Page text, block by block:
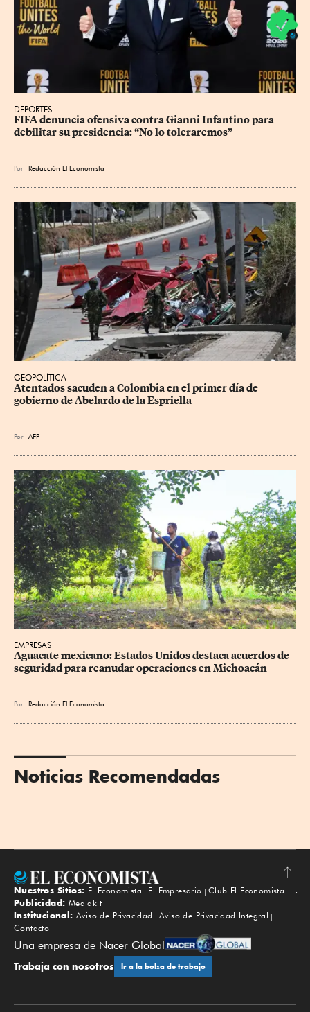
DEPORTES
FIFA denuncia ofensiva contra Gianni Infantino para
debilitar su presidencia: “No lo toleraremos”
Por Redacción El Economista
GEOPOLÍTICA
Atentados sacuden a Colombia en el primer día de
gobierno de Abelardo de la Espriella
Por AFP
EMPRESAS
Aguacate mexicano: Estados Unidos destaca acuerdos de
seguridad para reanudar operaciones en Michoacán
Por Redacción El Economista
Noticias Recomendadas
Subir
Nuestros Sitios: El Economista El Empresario
Club El Economista
Publicidad: Mediakit
Institucional: Aviso de Privacidad
Aviso de Privacidad Integral
Contacto
Una empresa de Nacer Global
Trabaja con nosotros Ir a la bolsa de trabajo